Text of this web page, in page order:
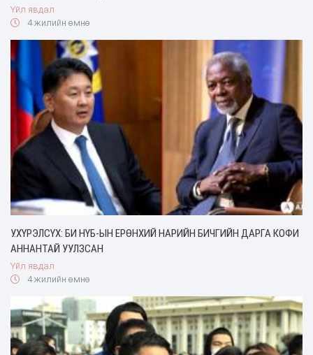
Үйл явдал
4 жилийн өмнө
У.ХҮРЭЛСҮХ: БИ НҮБ-ЫН ЕРӨНХИЙ НАРИЙН БИЧГИЙН ДАРГА КОФИ
АННАНТАЙ УУЛЗСАН
Үйл явдал
4 жилийн өмнө